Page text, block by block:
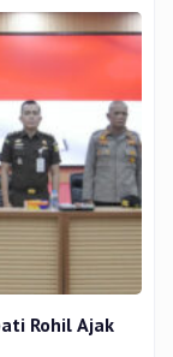
Rohil Ajak